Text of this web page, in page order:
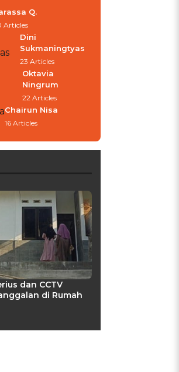
Q.
Articles
Dini
Sukmaningtyas
23 Articles
Oktavia
Ningrum
22 Articles
Chairun Nisa
16 Articles
dan CCTV
di Rumah